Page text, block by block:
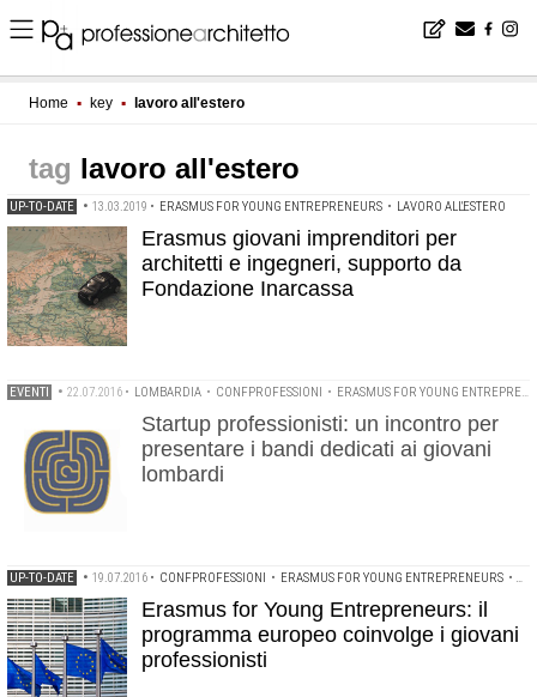
Home ▪ key ▪ lavoro all'estero
lavoro all'estero
UP-TO-DATE • 13.03.2019 • ERASMUS FOR YOUNG ENTREPRENEURS • LAVORO ALL'ESTERO
Erasmus giovani imprenditori per
architetti e ingegneri, supporto da
Fondazione Inarcassa
EVENTI • 22.07.2016 • LOMBARDIA • CONFPROFESSIONI • ERASMUS FOR YOUNG ENTREPRENEURS
Startup professionisti: un incontro per
presentare i bandi dedicati ai giovani
lombardi
UP-TO-DATE • 19.07.2016 • CONFPROFESSIONI • ERASMUS FOR YOUNG ENTREPRENEURS •
Erasmus for Young Entrepreneurs: il
programma europeo coinvolge i giovani
professionisti